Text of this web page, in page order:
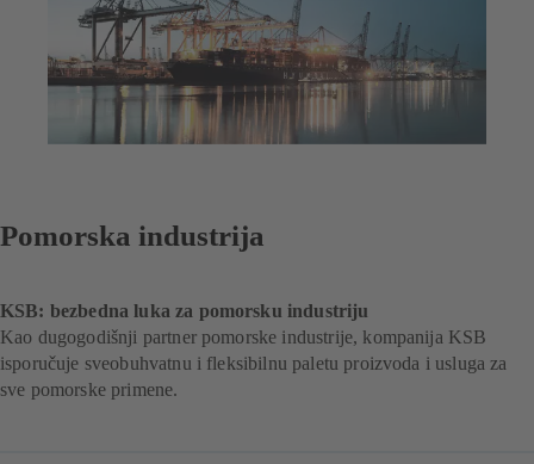
Pomorska industrija
KSB: bezbedna luka za pomorsku industriju
Kao dugogodišnji partner pomorske industrije, kompanija KSB
isporučuje sveobuhvatnu i fleksibilnu paletu proizvoda i usluga za
sve pomorske primene.